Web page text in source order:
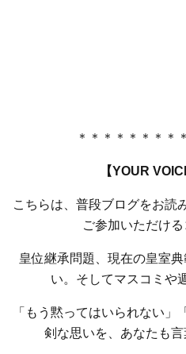
＊＊＊＊＊＊＊＊
【YOUR
こちらは、普段ブログをお読
ご参加いただける
皇位継承問題、現在の皇室
い。そしてマスコミや
「もう黙ってはいられない
剣な思いを、あなたも